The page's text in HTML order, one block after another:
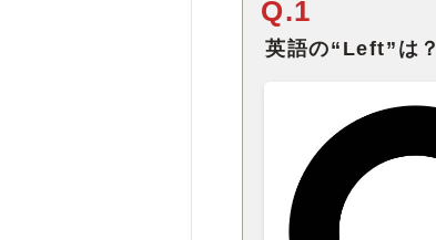
Q.1
英語の“Left”は？